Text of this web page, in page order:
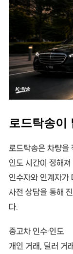
로드탁송이
로드탁송은 차량을
인도 시간이 정해
인수자와 인계자가
사전 상담을 통해
다.
중고차 인수·인도
개인 거래, 딜러 거